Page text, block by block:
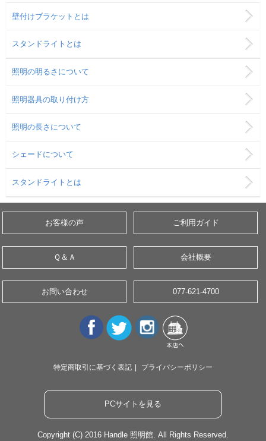
壁付けブラケットとは
スタンドライトとは
照明の明るさについて
照明器具の取り付け方
照明の長さについて
シェードについて
スタンドライトとは
お客様の声 ご利用ガイド
Ｑ＆Ａ 会社概要
お問い合わせ 077-621-4700
特定商取引に基づく表記 プライバシーポリシー
PCサイトを見る
Copyright (C) 2016 Handle 照明館. All Rights Reserved.